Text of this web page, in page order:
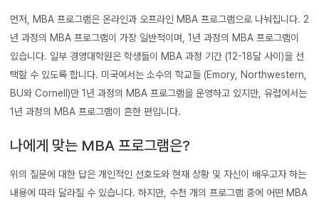
먼저, MBA 프로그램은 온라인과 오프라인 MBA 프로그램으로 나눠집니다. 2
년 과정의 MBA 프로그램이 가장 일반적이며, 1년 과정의 MBA 프로그램이
있습니다. 일부 경영대학원은 학생들이 MBA 과정 기간 (12-18달 사이)을 선
택할 수 있도록 합니다. 미국에서는 소수의 학교들 (Emory, Northwestern,
BU와 Cornell)만 1년 과정의 MBA 프로그램을 운영하고 있지만, 유럽에서는
1년 과정의 MBA 프로그램이 흔한 편입니다.
나에게 맞는 MBA 프로그램은?
위의 질문에 대한 답은 개인적인 선호도와 현재 상황 및 자신이 배우고자 하는
내용에 따라 달라질 수 있습니다. 하지만, 수천 개의 프로그램 중에 어떤 MBA